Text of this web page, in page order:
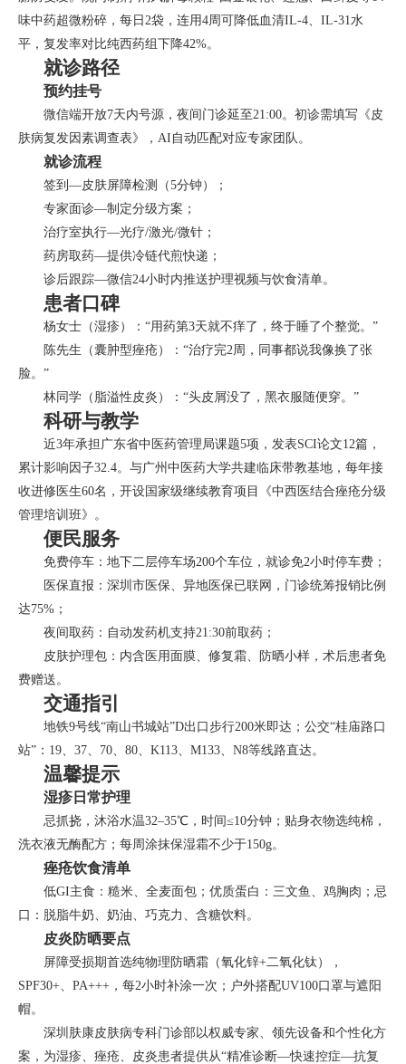
味中药超微粉碎，每日2袋，连用4周可降低血清IL-4、IL-31水
平，复发率对比纯西药组下降42%。
就诊路径
预约挂号
微信端开放7天内号源，夜间门诊延至21:00。初诊需填写《皮
肤病复发因素调查表》，AI自动匹配对应专家团队。
就诊流程
签到—皮肤屏障检测（5分钟）；
专家面诊—制定分级方案；
治疗室执行—光疗/激光/微针；
药房取药—提供冷链代煎快递；
诊后跟踪—微信24小时内推送护理视频与饮食清单。
患者口碑
杨女士（湿疹）：“用药第3天就不痒了，终于睡了个整觉。”
陈先生（囊肿型痤疮）：“治疗完2周，同事都说我像换了张
脸。”
林同学（脂溢性皮炎）：“头皮屑没了，黑衣服随便穿。”
科研与教学
近3年承担广东省中医药管理局课题5项，发表SCI论文12篇，
累计影响因子32.4。与广州中医药大学共建临床带教基地，每年接
收进修医生60名，开设国家级继续教育项目《中西医结合痤疮分级
管理培训班》。
便民服务
免费停车：地下二层停车场200个车位，就诊免2小时停车费；
医保直报：深圳市医保、异地医保已联网，门诊统筹报销比例
达75%；
夜间取药：自动发药机支持21:30前取药；
皮肤护理包：内含医用面膜、修复霜、防晒小样，术后患者免
费赠送。
交通指引
地铁9号线“南山书城站”D出口步行200米即达；公交“桂庙路口
站”：19、37、70、80、K113、M133、N8等线路直达。
温馨提示
湿疹日常护理
忌抓挠，沐浴水温32–35℃，时间≤10分钟；贴身衣物选纯棉，
洗衣液无酶配方；每周涂抹保湿霜不少于150g。
痤疮饮食清单
低GI主食：糙米、全麦面包；优质蛋白：三文鱼、鸡胸肉；忌
口：脱脂牛奶、奶油、巧克力、含糖饮料。
皮炎防晒要点
屏障受损期首选纯物理防晒霜（氧化锌+二氧化钛），
SPF30+、PA+++，每2小时补涂一次；户外搭配UV100口罩与遮阳
帽。
深圳肤康皮肤病专科门诊部以权威专家、领先设备和个性化方
案，为湿疹、痤疮、皮炎患者提供从“精准诊断—快速控症—抗复